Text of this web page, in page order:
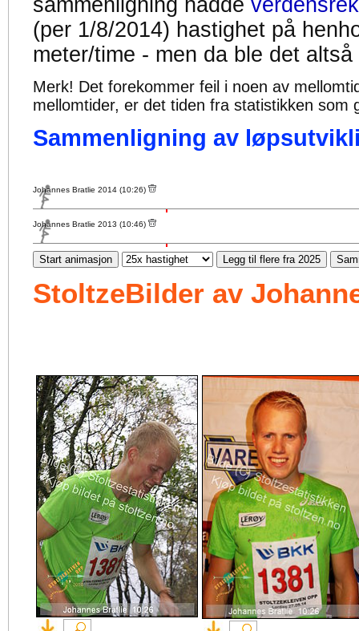
sammenligning hadde
(per 1/8/2014) hastighet på
meter/time - men da ble det
Merk! Det forekommer feil i noen av
mellomtider, er det tiden fra statistikken som
Sammenligning av
Johannes Bratlie 2014 (10:26)
Johannes Bratlie 2013 (10:46)
Start animasjon Legg til flere fra 2025
StoltzeBilder av